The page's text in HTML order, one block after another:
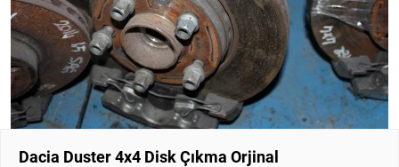
Dacia Duster 4x4 Disk Çıkma Orjinal